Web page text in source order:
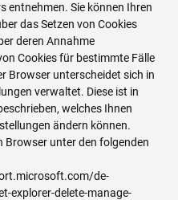
entnehmen. Sie können Ihren
das Setzen von Cookies
deren Annahme
Cookies für bestimmte Fälle
Browser unterscheidet sich in
verwaltet. Diese ist in
welches Ihnen
ändern können.
Browser unter den folgenden
de-
explorer-delete-manage-